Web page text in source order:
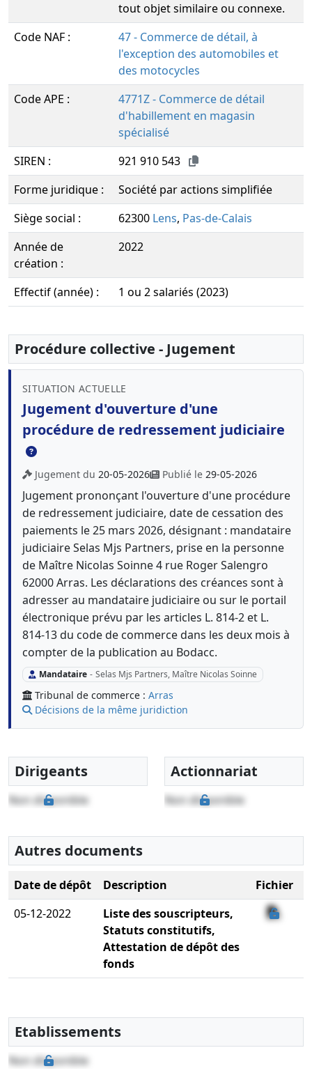
tout objet similaire ou connexe.
Code NAF :
47 - Commerce de détail, à
l'exception des automobiles et
des motocycles
Code APE :
4771Z - Commerce de détail
d'habillement en magasin
spécialisé
SIREN :
921 910 543
Forme juridique :
Société par actions simplifiée
Siège social :
62300 Lens, Pas-de-Calais
Année de
création :
2022
Effectif (année) : 1 ou 2 salariés (2023)
Procédure collective - Jugement
SITUATION ACTUELLE
Jugement d'ouverture d'une
procédure de redressement judiciaire
Jugement du 20-05-2026 Publié le 29-05-2026
Jugement prononçant l'ouverture d'une procédure
de redressement judiciaire, date de cessation des
paiements le 25 mars 2026, désignant : mandataire
judiciaire Selas Mjs Partners, prise en la personne
de Maître Nicolas Soinne 4 rue Roger Salengro
62000 Arras. Les déclarations des créances sont à
adresser au mandataire judiciaire ou sur le portail
électronique prévu par les articles L. 814-2 et L.
814-13 du code de commerce dans les deux mois à
compter de la publication au Bodacc.
Mandataire - Selas Mjs Partners, Maître Nicolas Soinne
Tribunal de commerce : Arras
Décisions de la même juridiction
Dirigeants
Non disponible
Actionnariat
Non disponible
Autres documents
Date de dépôt Description
Fichier
05-12-2022
Liste des souscripteurs,
Statuts constitutifs,
Attestation de dépôt des
fonds
Etablissements
Non disponible